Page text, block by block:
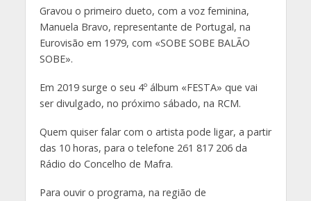
Gravou o primeiro dueto, com a voz feminina,
Manuela Bravo, representante de Portugal, na
Eurovisão em 1979, com «SOBE SOBE BALÃO
SOBE».
Em 2019 surge o seu 4º álbum «FESTA» que vai
ser divulgado, no próximo sábado, na RCM.
Quem quiser falar com o artista pode ligar, a partir
das 10 horas, para o telefone 261 817 206 da
Rádio do Concelho de Mafra.
Para ouvir o programa, na região de